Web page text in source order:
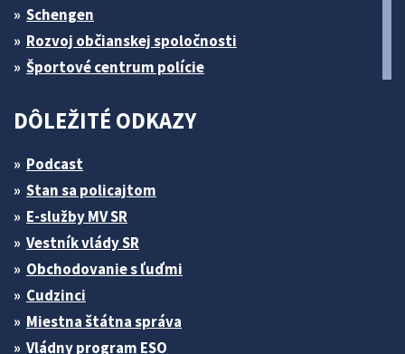
Schengen
Rozvoj občianskej spoločnosti
Športové centrum polície
DÔLEŽITÉ ODKAZY
Podcast
Stan sa policajtom
E-služby MV SR
Vestník vlády SR
Obchodovanie s ľuďmi
Cudzinci
Miestna štátna správa
Vládny program ESO